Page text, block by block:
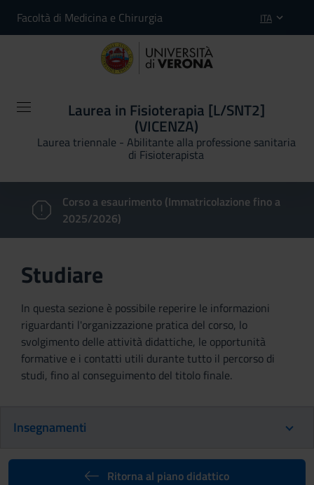
Facoltà di Medicina e Chirurgia ITA
Laurea in Fisioterapia [L/SNT2]
(VICENZA)
Laurea triennale - Abilitante alla professione sanitaria
di Fisioterapista
Corso a esaurimento (Immatricolazione fino a
2025/2026)
Studiare
In questa sezione è possibile reperire le informazioni
riguardanti l'organizzazione pratica del corso, lo
svolgimento delle attività didattiche, le opportunità
formative e i contatti utili durante tutto il percorso di
studi, fino al conseguimento del titolo finale.
Insegnamenti
Ritorna al piano didattico